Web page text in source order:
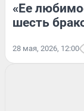
«Ее
шесть
28 мая, 2026, 12:00